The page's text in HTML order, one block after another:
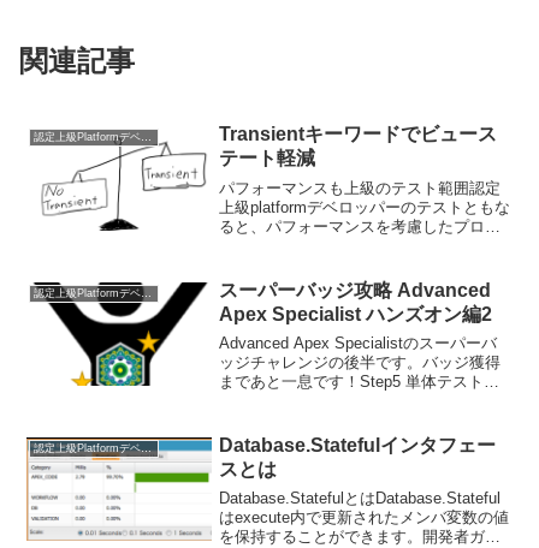
関連記事
認定上級Platformデベロッパー
Transientキーワードでビュース
テート軽減
パフォーマンスも上級のテスト範囲認定
上級platformデベロッパーのテストともな
ると、パフォーマンスを考慮したプログ
れを越えるとビューステートエラーが出
ます。これ...
スーパーバッジ攻略 Advanced
Apex Specialist ハンズオン編2
Advanced Apex Specialistのスーパーバ
ッジチャレンジの後半です。バッジ獲得
まであと一息です！Step5 単体テストで
VerifyQua...
認定上級Platformデベロッパー
Database.Statefulインタフェー
スとは
Database.StatefulとはDatabase.Stateful
はexecute内で更新されたメンバ変数の値
を保持することができます。開発者ガイ